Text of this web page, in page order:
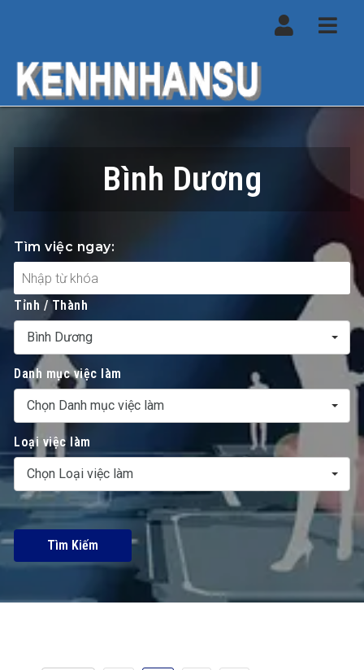
Bình Dương
Tìm việc ngay:
Tỉnh / Thành
Bình Dương
Danh mục việc làm
Chọn Danh mục việc làm
Loại việc làm
Chọn Loại việc làm
Tìm Kiếm